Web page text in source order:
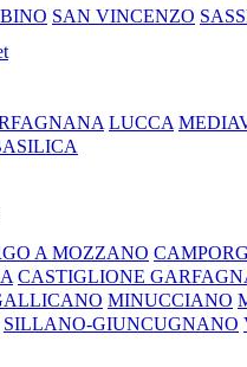
SAN VINCENZO
LUCCA
A MOZZANO
CASTIGLIONE
MINUCCIANO
SILLANO-GIUNCUGNANO